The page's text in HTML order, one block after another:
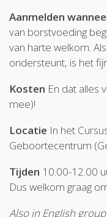
Aanmelden
van borstvoeding
van harte welkom.
ondersteunt, is het
Kosten En dat alles
mee)!
Locatie In het
Geboortecentrum
Tijden 10.00-12.00
Dus welkom graag
Also in English